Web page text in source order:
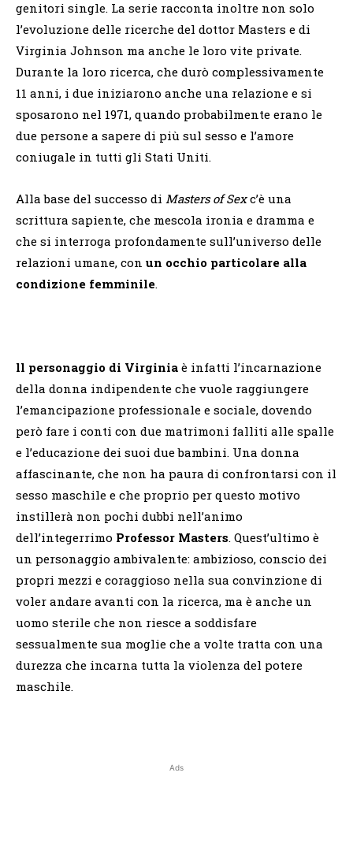
genitori single. La serie racconta inoltre non solo
l’evoluzione delle ricerche del dottor Masters e di
Virginia Johnson ma anche le loro vite private.
Durante la loro ricerca, che durò complessivamente
11 anni, i due iniziarono anche una relazione e si
sposarono nel 1971, quando probabilmente erano le
due persone a sapere di più sul sesso e l’amore
coniugale in tutti gli Stati Uniti.
Alla base del successo di Masters of Sexc’è una
scrittura sapiente, che mescola ironia e dramma e
che si interroga profondamente sull’universo delle
relazioni umane, con un occhio particolare alla
condizione femminile.
ll personaggio di Virginia è infatti l’incarnazione
della donna indipendente che vuole raggiungere
l’emancipazione professionale e sociale, dovendo
però fare i conti con due matrimoni falliti alle spalle
e l’educazione dei suoi due bambini. Una donna
affascinante, che non ha paura di confrontarsi con il
sesso maschile e che proprio per questo motivo
instillerà non pochi dubbi nell’animo
dell’integerrimo Professor Masters. Quest’ultimo è
un personaggio ambivalente: ambizioso, conscio dei
propri mezzi e coraggioso nella sua convinzione di
voler andare avanti con la ricerca, ma è anche un
uomo sterile che non riesce a soddisfare
sessualmente sua moglie che a volte tratta con una
durezza che incarna tutta la violenza del potere
maschile.
Ads